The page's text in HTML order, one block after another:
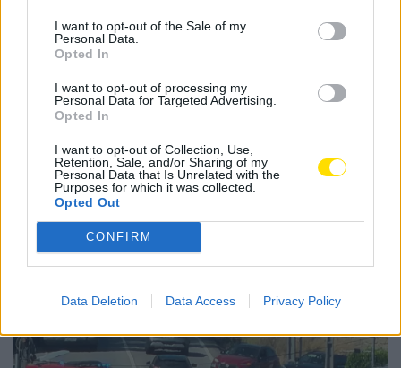
I want to opt-out of the Sale of my
Personal Data.
Opted In
I want to opt-out of processing my
Personal Data for Targeted Advertising.
Opted In
I want to opt-out of Collection, Use,
Retention, Sale, and/or Sharing of my
Personal Data that Is Unrelated with the
Purposes for which it was collected.
Opted Out
CONFIRM
Data Deletion Data Access Privacy Policy
eleitoral. Os interessados podem contactar a
organização concelhia, através do número: 912 675
abril cdu
Notícias Populares